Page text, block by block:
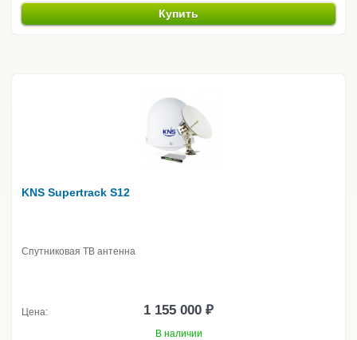
Купить
KNS Supertrack S12
Спутниковая ТВ антенна
Цена: 1 155 000 ₽
В наличии